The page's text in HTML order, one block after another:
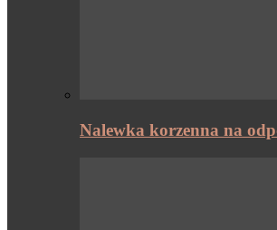
Nalewka korzenna na